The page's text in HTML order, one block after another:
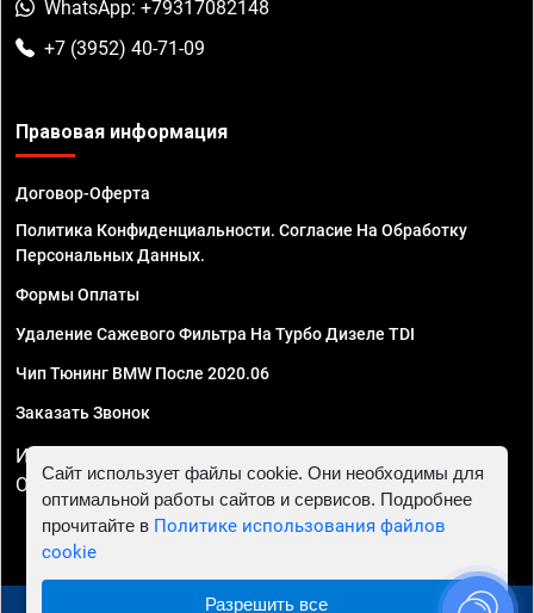
WhatsApp: +79317082148
+7 (3952) 40-71-09
Правовая информация
Договор-Оферта
Политика Конфиденциальности. Согласие На Обработку
Персональных Данных.
Формы Оплаты
Удаление Сажевого Фильтра На Турбо Дизеле TDI
Чип Тюнинг BMW После 2020.06
Заказать Звонок
ИП Смирнов Георгий Павлович. ИНН 781302555843,
ОГРНИП 324470400032610
Сайт использует файлы cookie. Они необходимы для
оптимальной работы сайтов и сервисов. Подробнее
прочитайте в Политике использования файлов
cookie
Разрешить все